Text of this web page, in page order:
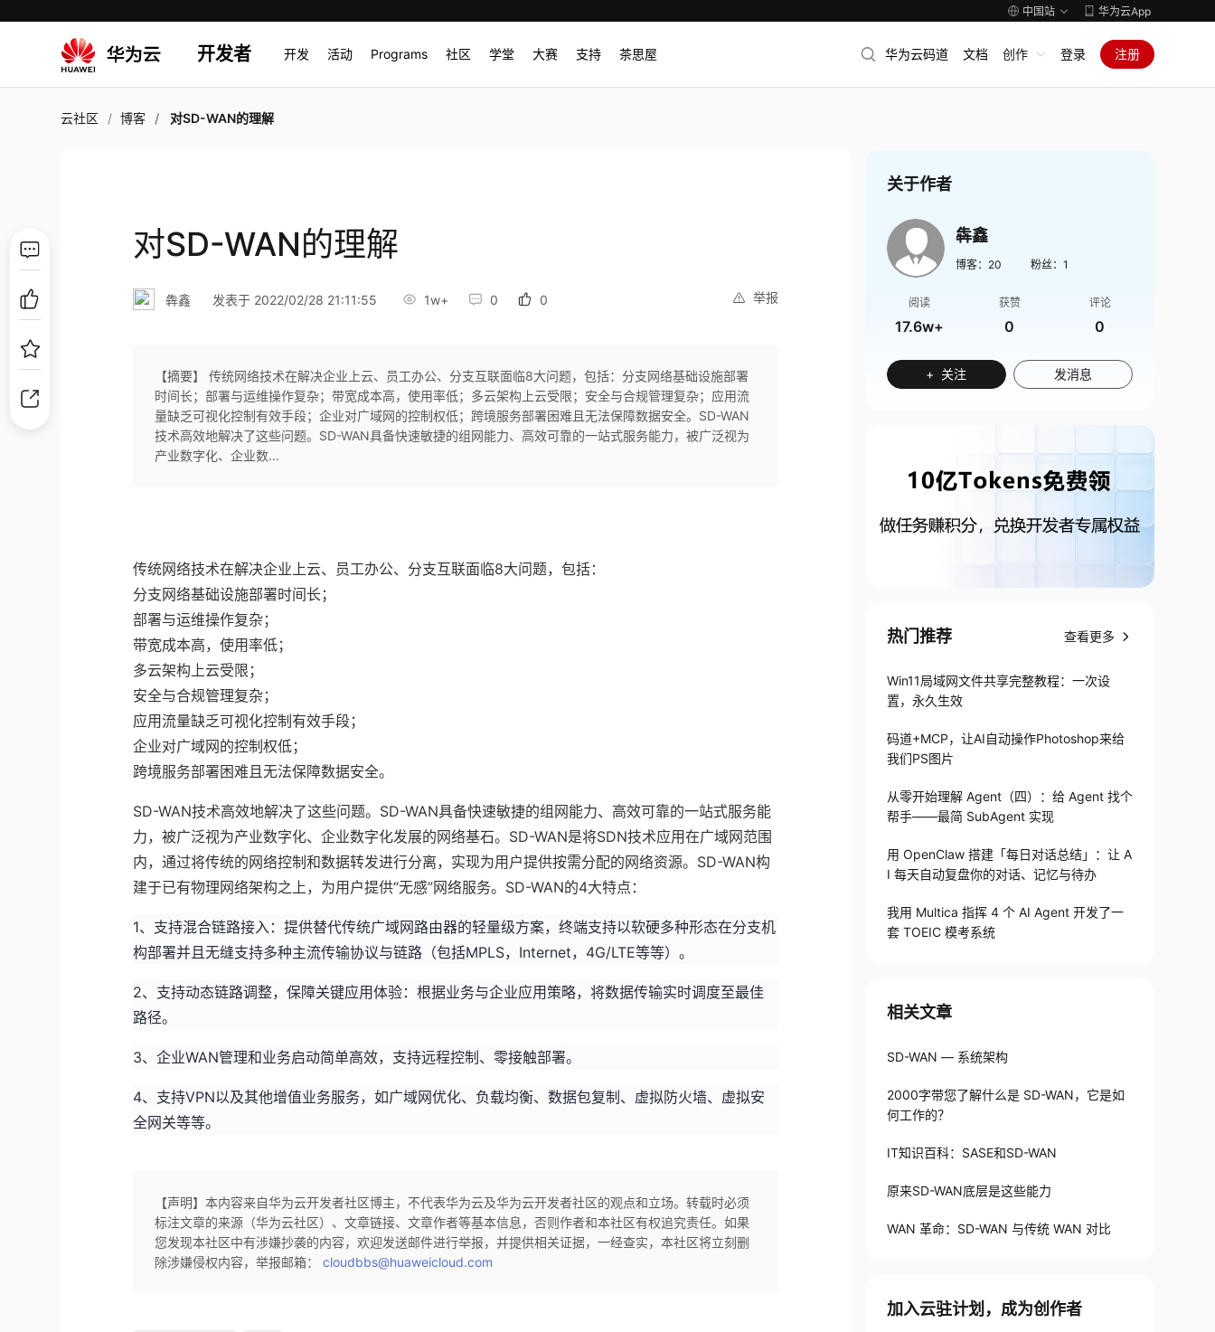
中国站 华为云App
开发者 开发 活动 Programs 社区 学堂 大赛 支持 茶思屋 华为云码道 文档 创作 登录 注册
云社区 博客 对SD-WAN的理解
对SD-WAN的理解
举报
犇鑫 发表于 2022/02/28 21:11:55 1w+ 0 0
【摘要】 传统网络技术在解决企业上云、员工办公、分支互联面临8大问题，包括：分支网络基础设施部署
时间长；部署与运维操作复杂；带宽成本高，使用率低；多云架构上云受限；安全与合规管理复杂；应用流
量缺乏可视化控制有效手段；企业对广域网的控制权低；跨境服务部署困难且无法保障数据安全。SD-WAN
技术高效地解决了这些问题。SD-WAN具备快速敏捷的组网能力、高效可靠的一站式服务能力，被广泛视为
产业数字化、企业数...
传统网络技术在解决企业上云、员工办公、分支互联面临8大问题，包括：
分支网络基础设施部署时间长；
部署与运维操作复杂；
带宽成本高，使用率低；
多云架构上云受限；
安全与合规管理复杂；
应用流量缺乏可视化控制有效手段；
企业对广域网的控制权低；
跨境服务部署困难且无法保障数据安全。
SD-WAN技术高效地解决了这些问题。SD-WAN具备快速敏捷的组网能力、高效可靠的一站式服务能
力，被广泛视为产业数字化、企业数字化发展的网络基石。SD-WAN是将SDN技术应用在广域网范围
内，通过将传统的网络控制和数据转发进行分离，实现为用户提供按需分配的网络资源。SD-WAN构
建于已有物理网络架构之上，为用户提供“无感”网络服务。SD-WAN的4大特点：
1、支持混合链路接入：提供替代传统广域网路由器的轻量级方案，终端支持以软硬多种形态在分支机
构部署并且无缝支持多种主流传输协议与链路（包括MPLS，Internet，4G/LTE等等）。
2、支持动态链路调整，保障关键应用体验：根据业务与企业应用策略，将数据传输实时调度至最佳
路径。
3、企业WAN管理和业务启动简单高效，支持远程控制、零接触部署。
4、支持VPN以及其他增值业务服务，如广域网优化、负载均衡、数据包复制、虚拟防火墙、虚拟安
全网关等等。
【声明】本内容来自华为云开发者社区博主，不代表华为云及华为云开发者社区的观点和立场。转载时必须
标注文章的来源（华为云社区）、文章链接、文章作者等基本信息，否则作者和本社区有权追究责任。如果
您发现本社区中有涉嫌抄袭的内容，欢迎发送邮件进行举报，并提供相关证据，一经查实，本社区将立刻删
除涉嫌侵权内容，举报邮箱：cloudbbs@huaweicloud.com
关于作者
犇鑫
博客： 20 粉丝： 1
阅读
17.6w+
获赞
0
评论
0
+ 关注 发消息
热门推荐 查看更多
Win11局域网文件共享完整教程：一次设
置，永久生效
码道+MCP，让AI自动操作Photoshop来给
我们PS图片
从零开始理解 Agent（四）：给 Agent 找个
帮手——最简 SubAgent 实现
用 OpenClaw 搭建「每日对话总结」：让 A
I 每天自动复盘你的对话、记忆与待办
我用 Multica 指挥 4 个 AI Agent 开发了一
套 TOEIC 模考系统
相关文章
SD-WAN — 系统架构
2000字带您了解什么是 SD-WAN，它是如
何工作的？
IT知识百科：SASE和SD-WAN
原来SD-WAN底层是这些能力
WAN 革命：SD-WAN 与传统 WAN 对比
加入云驻计划，成为创作者